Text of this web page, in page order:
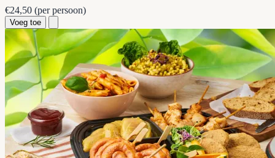
€24,50 (per persoon)
Voeg toe